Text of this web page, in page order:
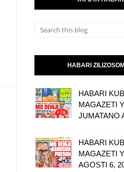
HABARI
HABARI
MAGAZETI
JUMATANO
HABARI
MAGAZETI
AGOSTI 6,